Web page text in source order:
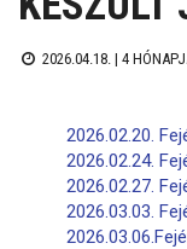
2026.04.18. | 4
2026.02.20.
2026.02.24.
2026.02.27.
2026.03.03.